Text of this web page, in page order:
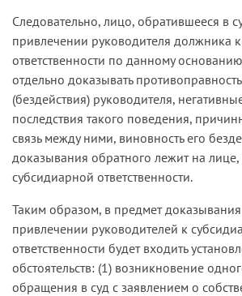
заключенным между обществом-
кредитным договорам, он
урегулированию возникшего
спора, в результате чего 15.02.14
мировое соглашение,
утвержденное судом,
значительную рассрочку
средств и освобождение от
существенной неустойки.
Как пояснили в судебном
представители З., осуществление
программы, а также расчеты с
продолжались и в 2014 году.
Следовательно, лицо, обратившееся в
привлечении руководителя должника
ответственности по данному
отдельно доказывать
(бездействия) руководителя,
последствия такого поведения,
связь между ними, виновность его
доказывания обратного лежит на
субсидиарной ответственности.
Таким образом, в предмет
привлечении руководителей к
ответственности будет входить
обстоятельств: (1) возникновение
обращения в суд с заявлением о